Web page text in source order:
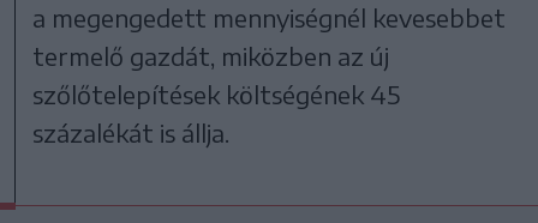
a megengedett mennyiségnél kevesebbet
termelő gazdát, miközben az új
szőlőtelepítések költségének 45
százalékát is állja.